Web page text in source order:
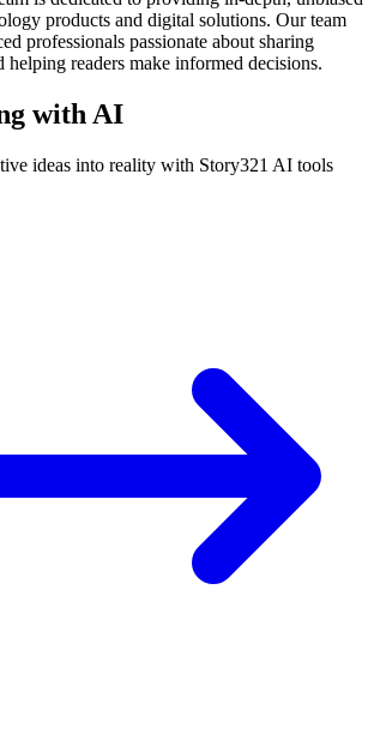
products and digital solutions. Our team
professionals passionate about sharing
helping readers make informed decisions.
with AI
ideas into reality with Story321 AI tools